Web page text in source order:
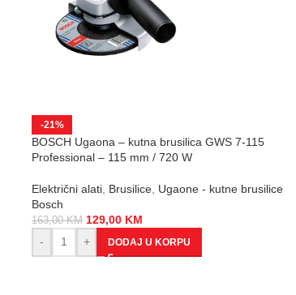
-21%
BOSCH Ugaona – kutna brusilica GWS 7-115
Professional – 115 mm / 720 W
Električni alati Brusilice Ugaone - kutne brusilice
Bosch
163,00KM 129,00 KM
-
+ DODAJ U KORPU